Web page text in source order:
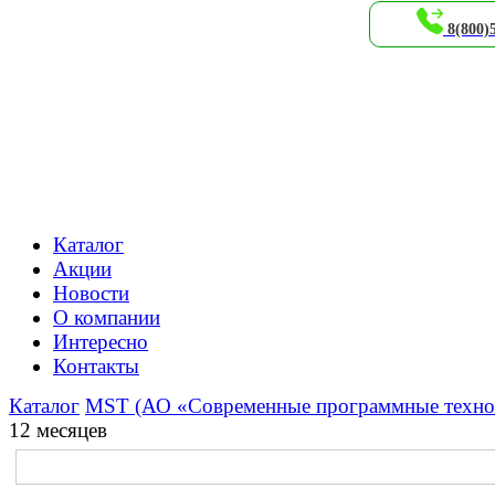
Каталог
Акции
Новости
О компании
Интересно
Контакты
Каталог MST (АО «Современные программные
12 месяцев